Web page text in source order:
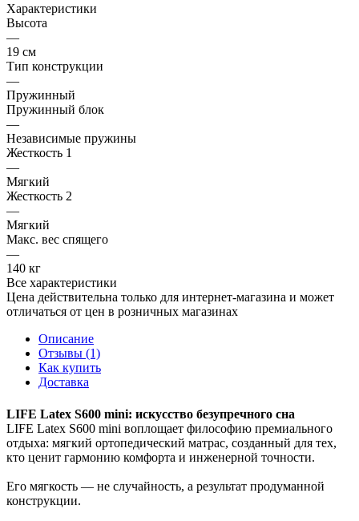
Характеристики
Высота
—
19 см
Тип конструкции
—
Пружинный
Пружинный блок
—
Независимые пружины
Жесткость 1
—
Мягкий
Жесткость 2
—
Мягкий
Макс. вес спящего
—
140 кг
Все характеристики
Цена действительна только для интернет-магазина и может
отличаться от цен в розничных магазинах
Описание
Отзывы (1)
Как купить
Доставка
LIFE Latex S600 mini: искусство безупречного сна
LIFE Latex S600 mini воплощает философию премиального
отдыха: мягкий ортопедический матрас, созданный для тех,
кто ценит гармонию комфорта и инженерной точности.
Его мягкость — не случайность, а результат продуманной
конструкции.